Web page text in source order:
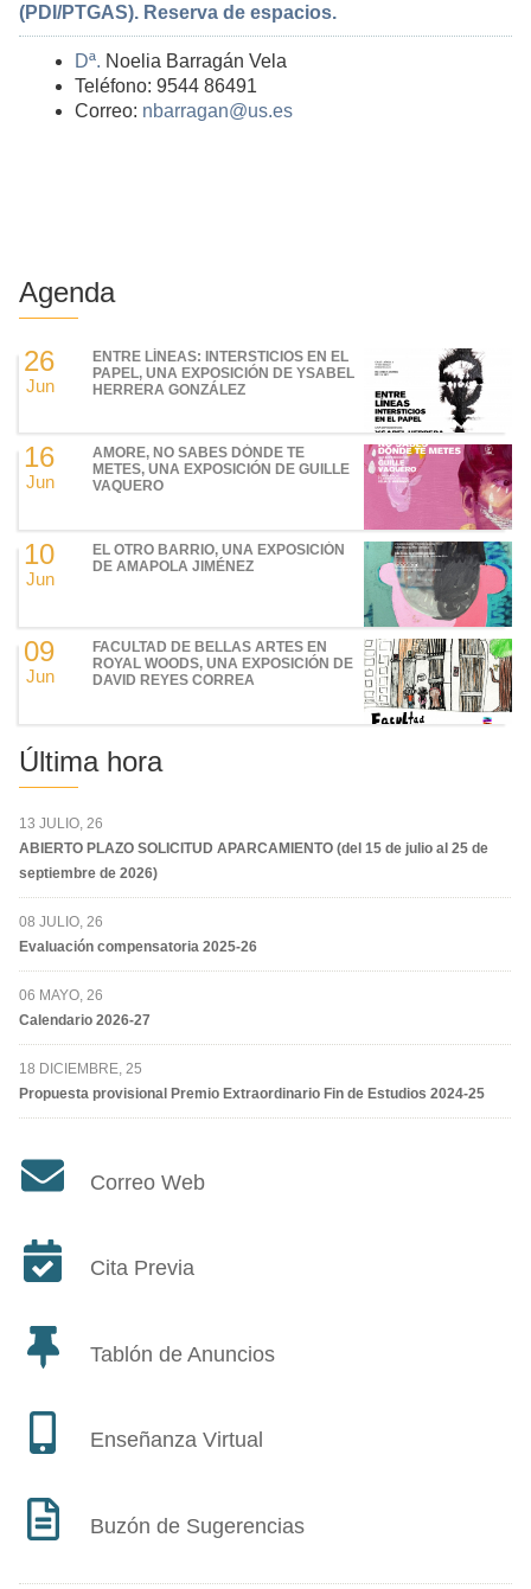
(PDI/PTGAS). Reserva de espacios.
Dª. Noelia Barragán Vela
Teléfono: 9544 86491
Correo: nbarragan@us.es
Agenda
26
Jun
ENTRE LÍNEAS: INTERSTICIOS EN EL
PAPEL, UNA EXPOSICIÓN DE YSABEL
HERRERA GONZÁLEZ
16
Jun
AMORE, NO SABES DÓNDE TE
METES, UNA EXPOSICIÓN DE GUILLE
VAQUERO
10
Jun
EL OTRO BARRIO, UNA EXPOSICIÓN
DE AMAPOLA JIMÉNEZ
09
Jun
FACULTAD DE BELLAS ARTES EN
ROYAL WOODS, UNA EXPOSICIÓN DE
DAVID REYES CORREA
Última hora
13 JULIO, 26
ABIERTO PLAZO SOLICITUD APARCAMIENTO (del 15 de julio al 25 de
septiembre de 2026)
08 JULIO, 26
Evaluación compensatoria 2025-26
06 MAYO, 26
Calendario 2026-27
18 DICIEMBRE, 25
Propuesta provisional Premio Extraordinario Fin de Estudios 2024-25
Correo Web
Cita Previa
Tablón de Anuncios
Enseñanza Virtual
Buzón de Sugerencias